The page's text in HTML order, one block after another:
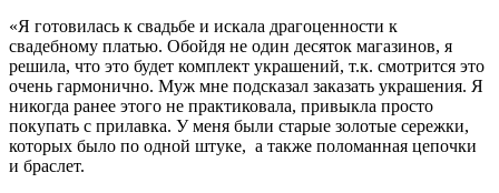
«Я готовилась к свадьбе и искала драгоценности к
свадебному платью. Обойдя не один десяток магазинов, я
решила, что это будет комплект украшений, т.к. смотрится это
очень гармонично. Муж мне подсказал заказать украшения. Я
никогда ранее этого не практиковала, привыкла просто
покупать с прилавка. У меня были старые золотые сережки,
которых было по одной штуке, а также поломанная цепочки
и браслет.